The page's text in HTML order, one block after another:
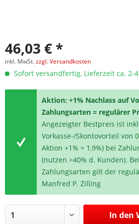
46,03 € *
inkl. MwSt.zzgl. Versandkosten
Sofort versandfertig, Lieferzeit ca. 2-
Aktion: +1% Nachlass auf
Zahlungsarten = regulärer
Angezeigter Bestpreis ist
Vorkasse-/Skontovorteil von
Aktion +1% = 1,9%) bei
(nutzen >40% d. Kunden).
Zahlungsarten gilt der
Manfred P. Zilling
In den